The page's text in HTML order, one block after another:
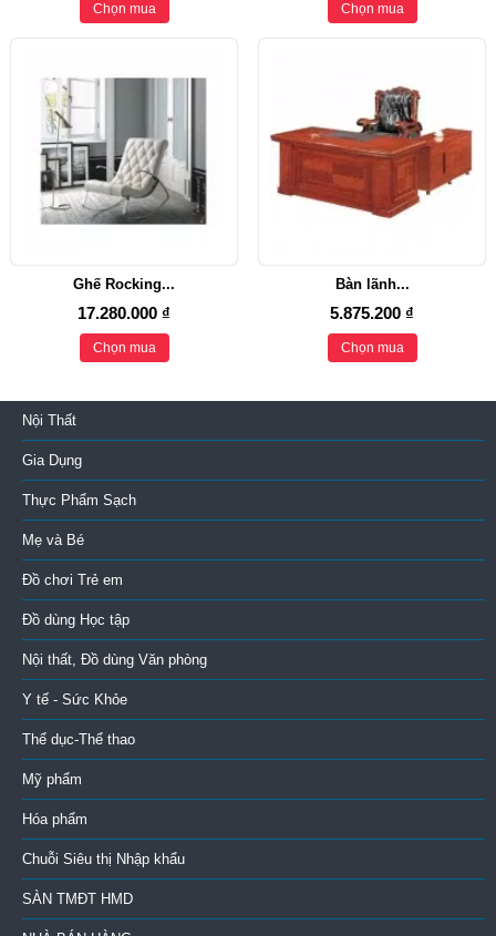
Chọn mua Chọn mua
Ghế Rocking...
17.280.000 ₫
Chọn mua
Bàn lãnh...
5.875.200 ₫
Chọn mua
Nội Thất
Gia Dụng
Thực Phẩm Sạch
Mẹ và Bé
Đồ chơi Trẻ em
Đồ dùng Học tập
Nội thất, Đồ dùng Văn phòng
Y tế - Sức Khỏe
Thể dục-Thể thao
Mỹ phẩm
Hóa phẩm
Chuỗi Siêu thị Nhập khẩu
SÀN TMĐT HMD